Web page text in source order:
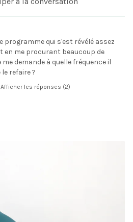
de tension ou de coeur.
programme qui s'est révélé assez
en me procurant beaucoup de
me demande à quelle fréquence il
refaire ?
Afficher les réponses (2)